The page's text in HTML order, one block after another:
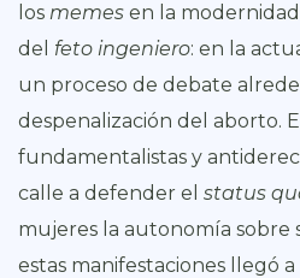
los memes en la
del feto ingeniero: en la
un proceso de debate
despenalización del aborto.
fundamentalistas y
calle a defender el status
mujeres la autonomía sobre
estas manifestaciones llegó a